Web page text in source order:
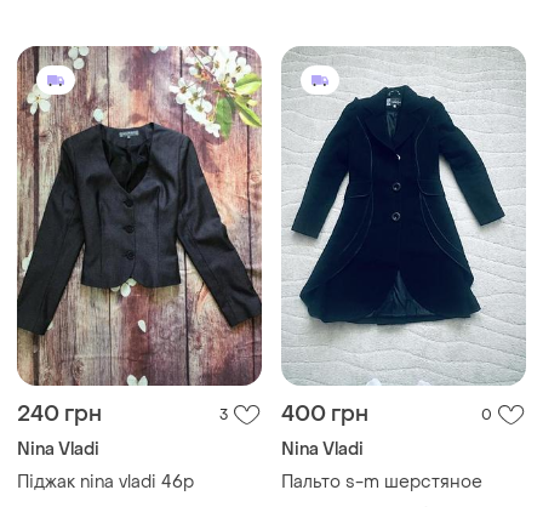
240 грн 3
Nina Vladi
Піджак nina vladi 46р
400 грн 0
Nina Vladi
Пальто s-m шерстяное